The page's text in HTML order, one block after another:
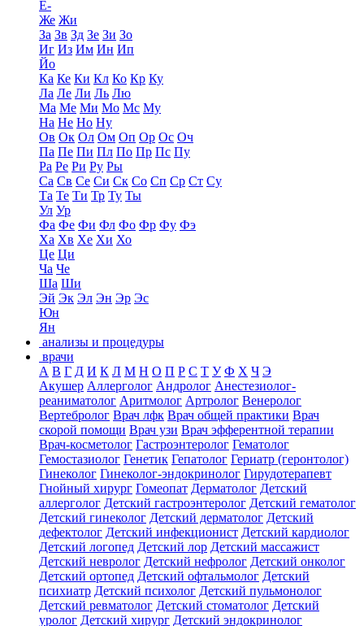
Е-
Же Жи
За Зв Зд Зе Зи Зо
Иг Из Им Ин Ип
Йо
Ка Ке Ки Кл Ко Кр Ку
Ла Ле Ли Ль Лю
Ма Ме Ми Мо Мс Му
На Не Но Ну
Ов Ок Ол Ом Оп Ор Ос Оч
Па Пе Пи Пл По Пр Пс Пу
Ра Ре Ри Ру Ры
Са Св Се Си Ск Со Сп Ср Ст Су
Та Те Ти Тр Ту Ты
Ул Ур
Фа Фе Фи Фл Фо Фр Фу Фэ
Ха Хв Хе Хи Хо
Це Ци
Ча Че
Ша Ши
Эй Эк Эл Эн Эр Эс
Юн
Ян
анализы и процедуры
врачи
А В Г Д И К Л М Н О П Р С Т У Ф Х Ч Э
Акушер Аллерголог Андролог Анестезиолог-
реаниматолог Аритмолог Артролог Венеролог
Вертебролог Врач лфк Врач общей практики Врач
скорой помощи Врач узи Врач эфферентной терапии
Врач-косметолог Гастроэнтеролог Гематолог
Гемостазиолог Генетик Гепатолог Гериатр (геронтолог)
Гинеколог Гинеколог-эндокринолог Гирудотерапевт
Гнойный хирург Гомеопат Дерматолог Детский
аллерголог Детский гастроэнтеролог Детский гематолог
Детский гинеколог Детский дерматолог Детский
дефектолог Детский инфекционист Детский кардиолог
Детский логопед Детский лор Детский массажист
Детский невролог Детский нефролог Детский онколог
Детский ортопед Детский офтальмолог Детский
психиатр Детский психолог Детский пульмонолог
Детский ревматолог Детский стоматолог Детский
уролог Детский хирург Детский эндокринолог